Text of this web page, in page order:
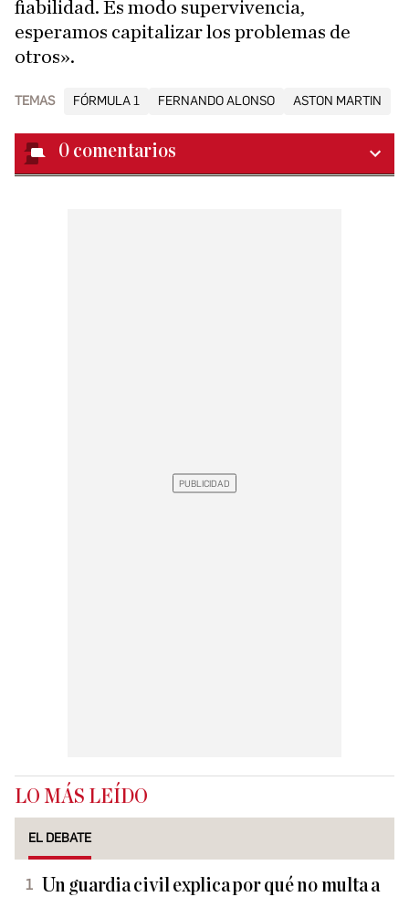
fiabilidad. Es modo supervivencia,
esperamos capitalizar los problemas de
otros».
TEMAS FÓRMULA 1 FERNANDO ALONSO ASTON MARTIN
0 comentarios
LO MÁS LEÍDO
EL DEBATE
Un guardia civil explica por qué no multa a